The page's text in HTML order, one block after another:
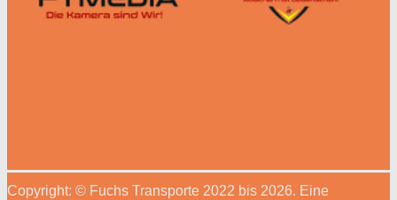
Copyright: © Fuchs Transporte 2022 bis 2026. Eine